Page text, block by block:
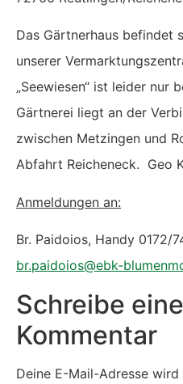
Das Gärtnerhaus befindet
unserer
„Seewiesen“ ist leider nur
Gärtnerei liegt an der
zwischen Metzingen und
Abfahrt Reicheneck. Geo
Anmeldungen an:
Br. Paidoios, Handy 0172/
br.paidoios@ebk-
Schreibe
Kommentar
Deine E-Mail-Adresse